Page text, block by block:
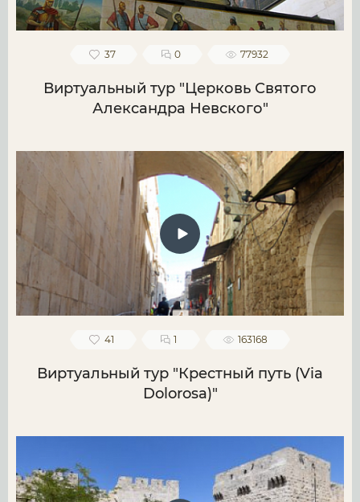
37 0 77932
Виртуальный тур "Церковь Святого
Александра Невского"
41 1 163168
Виртуальный тур "Крестный путь (Via
Dolorosa)"